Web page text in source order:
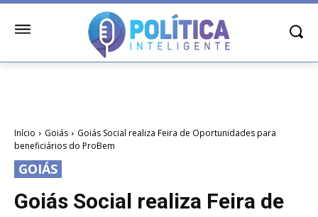
Início Goiás
Goiás Social realiza Feira de Oportunidades para
beneficiários do ProBem
GOIÁS
Goiás Social realiza Feira de